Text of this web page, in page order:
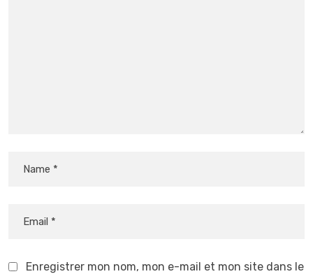
Enregistrer mon nom, mon e-mail et mon site dans le